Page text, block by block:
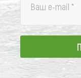
Ваш e-mail *